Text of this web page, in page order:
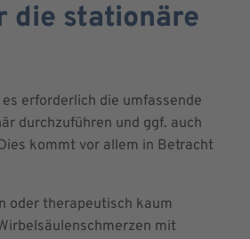
die stationäre
erforderlich die umfassende
durchzuführen und ggf. auch
kommt vor allem in Betracht
oder therapeutisch kaum
mit